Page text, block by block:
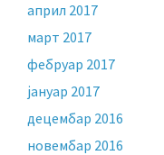
април 2017
март 2017
фебруар 2017
јануар 2017
децембар 2016
новембар 2016